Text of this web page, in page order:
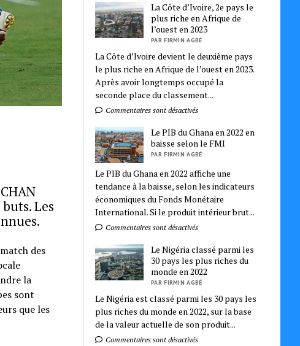
Les
des
la
sont
que les
La Côte d’Ivoire, 2e pays le
plus riche en Afrique de
l’ouest en 2023
PAR FIRMIN AGBÉ
La Côte d’Ivoire devient le deuxième pays
le plus riche en Afrique de l’ouest en 2023.
Après avoir longtemps occupé la
seconde place du classement...
Commentaires sont désactivés
Le PIB du Ghana en 2022 en
baisse selon le FMI
PAR FIRMIN AGBÉ
Le PIB du Ghana en 2022 affiche une
tendance à la baisse, selon les indicateurs
économiques du Fonds Monétaire
International. Si le produit intérieur brut...
Commentaires sont désactivés
Le Nigéria classé parmi les
30 pays les plus riches du
monde en 2022
PAR FIRMIN AGBÉ
Le Nigéria est classé parmi les 30 pays les
plus riches du monde en 2022, sur la base
de la valeur actuelle de son produit...
Commentaires sont désactivés